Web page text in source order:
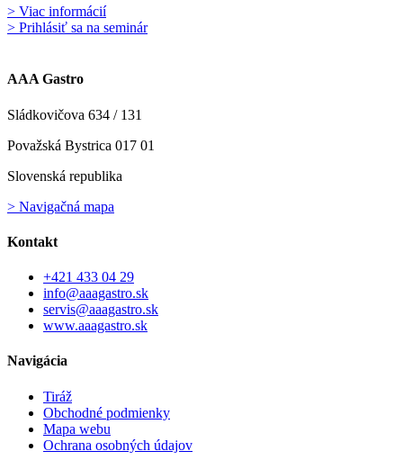
> Viac informácií
> Prihlásiť sa na seminár
AAA Gastro
Sládkovičova 634 / 131
Považská Bystrica 017 01
Slovenská republika
> Navigačná mapa
Kontakt
+421 433 04 29
info@aaagastro.sk
servis@aaagastro.sk
www.aaagastro.sk
Navigácia
Tiráž
Obchodné podmienky
Mapa webu
Ochrana osobných údajov